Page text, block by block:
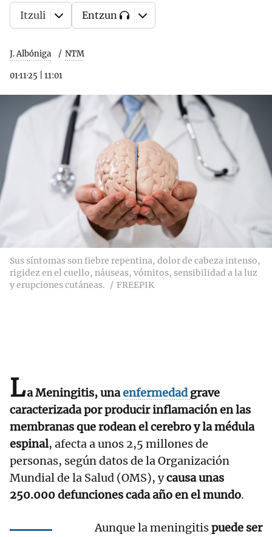
J. Albóniga NTM
01·11·25 11:01
Itzuli Entzun
Sus síntomas son fiebre repentina, dolor de cabeza intenso,
rigidez en el cuello, náuseas, vómitos, sensibilidad a la luz
y erupciones cutáneas.
FREEPIK
La Meningitis, unaenfermedadgrave
caracterizada por producir inflamación en las
membranas que rodean el cerebro y la médula
espinal, afecta a unos 2,5 millones de
personas, según datos de la Organización
Mundial de la Salud (OMS), ycausa unas
250.000 defunciones cada año en el mundo.
Aunque la meningitispuede ser